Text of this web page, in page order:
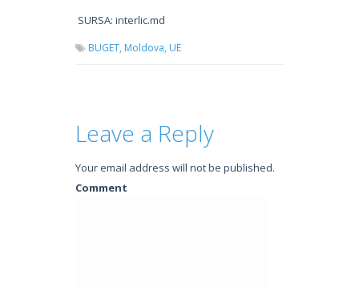
SURSA: interlic.md
BUGET, Moldova, UE
Leave a Reply
Your email address will not be published.
Comment